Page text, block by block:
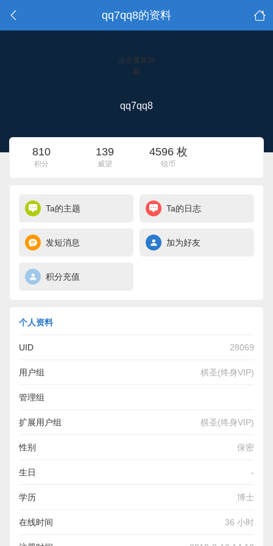
qq7qq8的资料
点击重新加
载
qq7qq8
810
积分
139
威望
4596 枚
锐币
Ta的主题 Ta的日志
发短消息 加为好友
积分充值
个人资料
UID 28069
用户组 棋圣(终身VIP)
管理组
扩展用户组 棋圣(终身VIP)
性别 保密
生日 -
学历 博士
在线时间 36 小时